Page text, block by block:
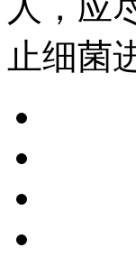
止细菌